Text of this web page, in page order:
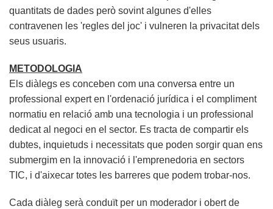
quantitats de dades però sovint algunes d'elles
contravenen les 'regles del joc' i vulneren la privacitat dels
seus usuaris.
METODOLOGIA
Els diàlegs es conceben com una conversa entre un
professional expert en l'ordenació jurídica i el compliment
normatiu en relació amb una tecnologia i un professional
dedicat al negoci en el sector. Es tracta de compartir els
dubtes, inquietuds i necessitats que poden sorgir quan ens
submergim en la innovació i l'emprenedoria en sectors
TIC, i d'aixecar totes les barreres que podem trobar-nos.
Cada diàleg serà conduït per un moderador i obert de